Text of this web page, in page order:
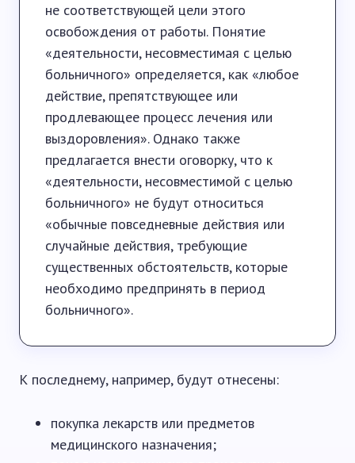
не соответствующей цели этого
освобождения от работы. Понятие
«деятельности, несовместимая с целью
больничного» определяется, как «любое
действие, препятствующее или
продлевающее процесс лечения или
выздоровления». Однако также
предлагается внести оговорку, что к
«деятельности, несовместимой с целью
больничного» не будут относиться
«обычные повседневные действия или
случайные действия, требующие
существенных обстоятельств, которые
необходимо предпринять в период
больничного».
К последнему, например, будут отнесены:
покупка лекарств или предметов
медицинского назначения;